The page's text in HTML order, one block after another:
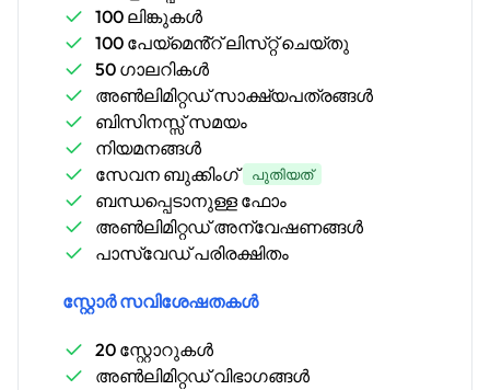
100 ലിങ്കുകൾ
100 പേയ്‌മെൻ്റ് ലിസ്‌റ്റ് ചെയ്‌തു
50 ഗാലറികൾ
അൺലിമിറ്റഡ് സാക്ഷ്യപത്രങ്ങൾ
ബിസിനസ്സ് സമയം
നിയമനങ്ങൾ
സേവന ബുക്കിംഗ്
പുതിയത്
ബന്ധപ്പെടാനുള്ള ഫോം
അൺലിമിറ്റഡ് അന്വേഷണങ്ങൾ
പാസ്‌വേഡ് പരിരക്ഷിതം
സ്റ്റോർ സവിശേഷതകൾ
20 സ്റ്റോറുകൾ
അൺലിമിറ്റഡ് വിഭാഗങ്ങൾ